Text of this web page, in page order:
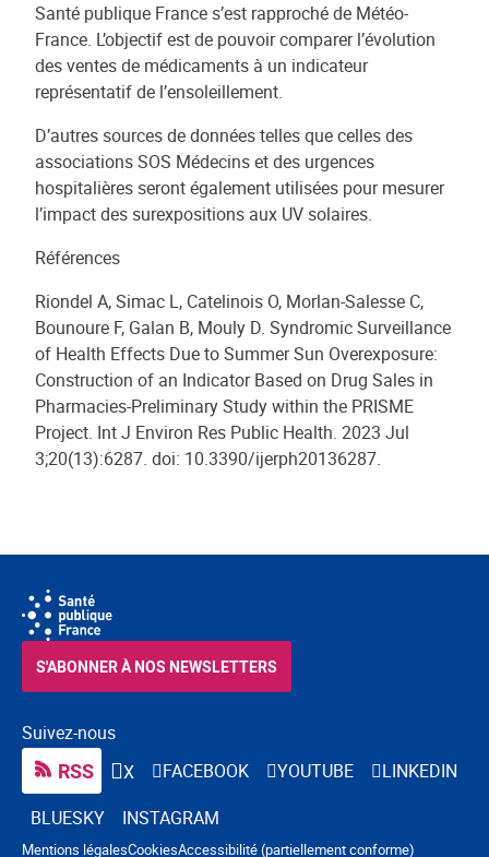
Santé publique France s’est rapproché de Météo-
France. L’objectif est de pouvoir comparer l’évolution
des ventes de médicaments à un indicateur
représentatif de l’ensoleillement.
D’autres sources de données telles que celles des
associations SOS Médecins et des urgences
hospitalières seront également utilisées pour mesurer
l’impact des surexpositions aux UV solaires.
Références
Riondel A, Simac L, Catelinois O, Morlan-Salesse C,
Bounoure F, Galan B, Mouly D. Syndromic Surveillance
of Health Effects Due to Summer Sun Overexposure:
Construction of an Indicator Based on Drug Sales in
Pharmacies-Preliminary Study within the PRISME
Project. Int J Environ Res Public Health. 2023 Jul
3;20(13):6287. doi: 10.3390/ijerph20136287.
Suivez-nous
RSS X FACEBOOK YOUTUBE
LINKEDIN
BLUESKY
INSTAGRAM
S'ABONNER À NOS NEWSLETTERS
Navigation pied de page
Mentions légalesCookiesAccessibilité (partiellement conforme)